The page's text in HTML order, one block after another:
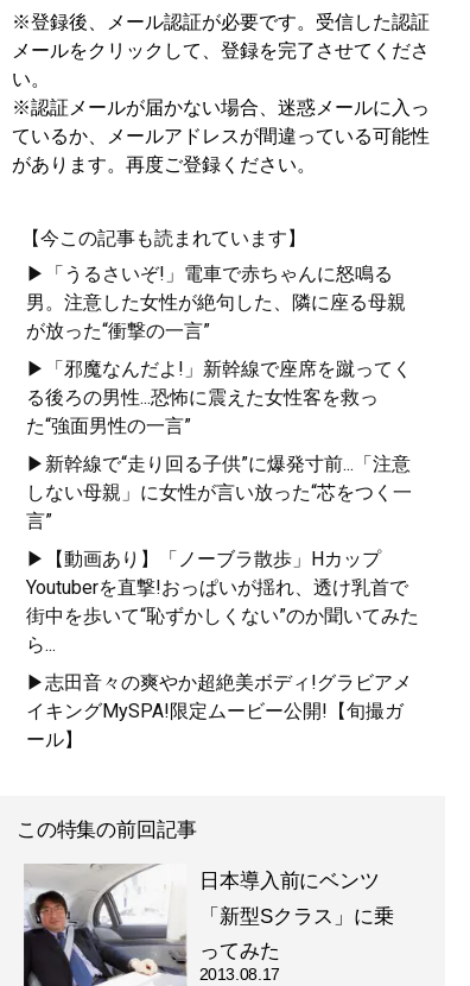
※登録後、メール認証が必要です。受信した認証
メールをクリックして、登録を完了させてくださ
い。
※認証メールが届かない場合、迷惑メールに入っ
ているか、メールアドレスが間違っている可能性
があります。再度ご登録ください。
【今この記事も読まれています】
▶「うるさいぞ!」電車で赤ちゃんに怒鳴る
男。注意した女性が絶句した、隣に座る母親
が放った“衝撃の一言”
▶「邪魔なんだよ!」新幹線で座席を蹴ってく
る後ろの男性...恐怖に震えた女性客を救っ
た“強面男性の一言”
▶新幹線で“走り回る子供”に爆発寸前...「注意
しない母親」に女性が言い放った“芯をつく一
言”
▶【動画あり】「ノーブラ散歩」Hカップ
Youtuberを直撃!おっぱいが揺れ、透け乳首で
街中を歩いて“恥ずかしくない”のか聞いてみた
ら...
▶志田音々の爽やか超絶美ボディ!グラビアメ
イキングMySPA!限定ムービー公開!【旬撮ガ
ール】
この特集の前回記事
日本導入前にベンツ
「新型Sクラス」に乗
ってみた
2013.08.17